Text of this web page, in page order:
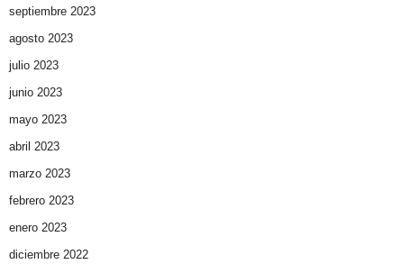
septiembre 2023
agosto 2023
julio 2023
junio 2023
mayo 2023
abril 2023
marzo 2023
febrero 2023
enero 2023
diciembre 2022